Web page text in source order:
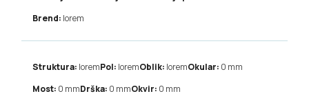
Brend: lorem
Struktura: loremPol: loremOblik: loremOkular: 0 mm
Most: 0 mmDrška: 0 mmOkvir: 0 mm